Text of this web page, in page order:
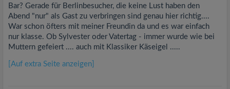
Bar? Gerade für Berlinbesucher, die keine Lust haben den
Abend "nur" als Gast zu verbringen sind genau hier richtig....
War schon öfters mit meiner Freundin da und es war einfach
nur klasse. Ob Sylvester oder Vatertag - immer wurde wie bei
Muttern gefeiert .... auch mit Klassiker Käseigel .....
[Auf extra Seite anzeigen]